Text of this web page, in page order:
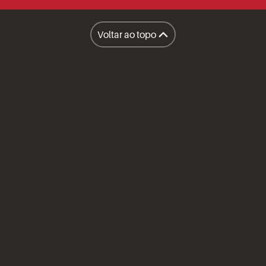
Lanchonete Móvel
RestaurantesVoltar ao topo